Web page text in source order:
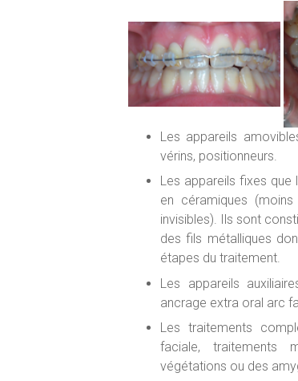
Les appareils
vérins, positionneurs.
Les appareils fixes que
en céramiques
invisibles). Ils sont
des fils métalliques
étapes du traitement.
Les appareils
ancrage extra oral arc
Les traitements
faciale, traitements
végétations ou des